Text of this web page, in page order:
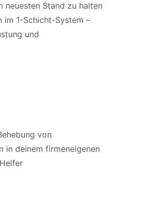
neuesten Stand zu halten
1-Schicht-System –
und
von
in deinem firmeneigenen